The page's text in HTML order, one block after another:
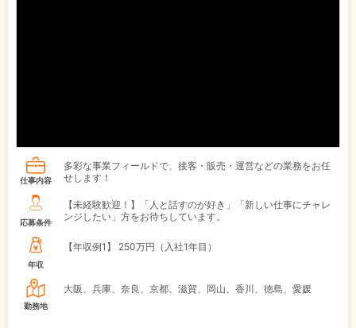
仕事内容
多彩な事業フィールドで、接客・販売・運営などの業務をお任
せします！
応募条件
【未経験歓迎！】「人と話すのが好き」「新しい仕事にチャレ
ンジしたい」方をお待ちしています。
年収
【年収例1】 250万円（入社1年目）
勤務地
大阪、兵庫、奈良、京都、滋賀、岡山、香川、徳島、愛媛